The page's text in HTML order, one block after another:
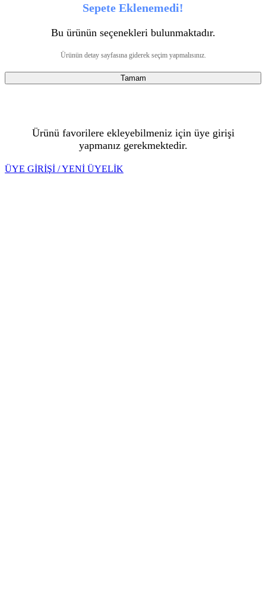
Sepete Eklenemedi!
Bu ürünün seçenekleri bulunmaktadır.
Ürünün detay sayfasına giderek seçim yapmalısınız.
Tamam
Ürünü favorilere ekleyebilmeniz için üye girişi
yapmanız gerekmektedir.
ÜYE GİRİŞİ / YENİ ÜYELİK